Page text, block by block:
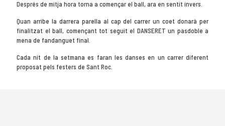
Després de mitja hora torna a començar el ball, ara en sentit invers.
Quan arribe la darrera parella al cap del carrer un coet donarà per
finalitzat el ball, començant tot seguit el DANSERET un pasdoble a
mena de fandanguet final.
Cada nit de la setmana es faran les danses en un carrer diferent
proposat pels festers de Sant Roc.